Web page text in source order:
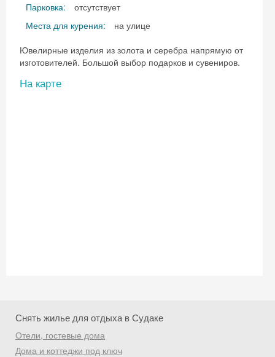
Парковка:
отсутствует
Места для курения:
на улице
Ювелирные изделия из золота и серебра напрямую от
изготовителей. Большой выбор подарков и сувениров.
На карте
Снять жилье для отдыха в Судаке
Отели, гостевые дома
Дома и коттеджи под ключ
Скидка −5%
промокод на первое бронирование!